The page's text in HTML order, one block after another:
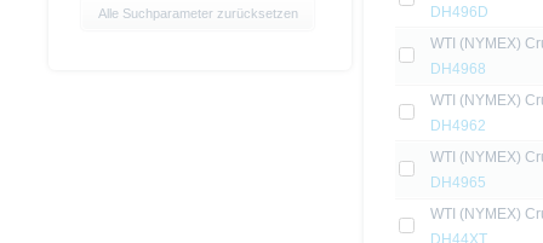
DH496D
WTI (NYMEX)
DH4968
WTI (NYMEX)
DH4962
WTI (NYMEX)
DH4965
WTI (NYMEX)
Alle Suchparameter zurücksetzen